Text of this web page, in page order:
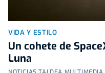
VIDA Y ESTILO
Un cohete de
Luna